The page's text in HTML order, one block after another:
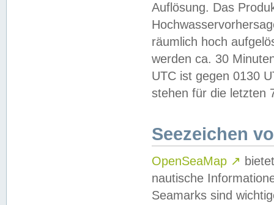
Auflösung. Das
räumlich hoch
werden ca. 30
UTC ist gegen 0130
stehen für die letzten
Seezeichen
OpenSeaMap ↗
nautische
Seamarks sind